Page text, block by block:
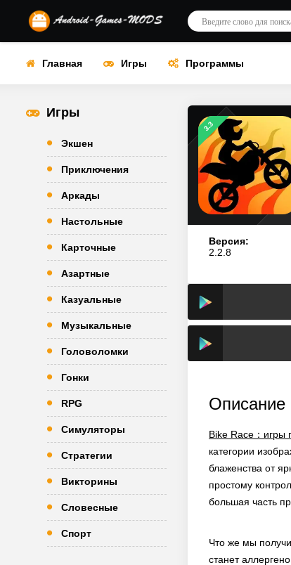
Главная Игры Программы
Игры
Экшен
Приключения
Аркады
Настольные
Карточные
Азартные
Казуальные
Музыкальные
Головоломки
Гонки
RPG
Симуляторы
Стратегии
Викторины
Словесные
Спорт
3.3
Версия:
2.2.8
Описание
Bike Race：игры
категории
блаженства от
простому
большая часть
Что же мы
станет